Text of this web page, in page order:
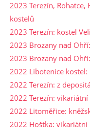
2023 Terezín,
kostelů
2023 Terezín: kostel
2023 Brozany nad
2023 Brozany nad
2022 Libotenice
2022 Terezín: z
2022 Terezín:
2022 Litoměřice:
2022 Hoštka: vikariátní